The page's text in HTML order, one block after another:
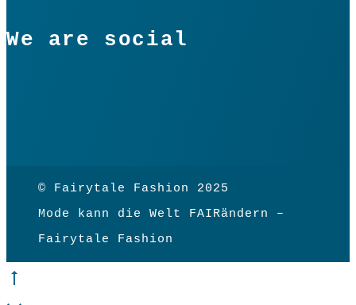
We are social
© Fairytale Fashion 2025
Mode kann die Welt FAIRändern –
Fairytale Fashion